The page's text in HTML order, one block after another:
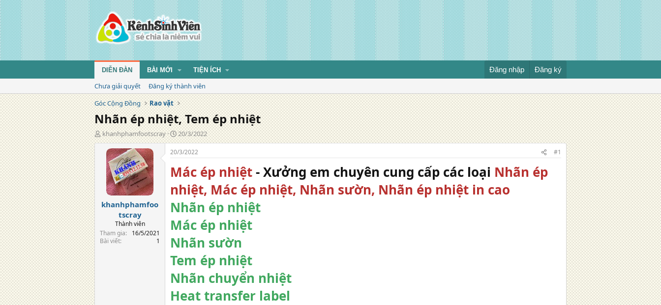
DIỄN ĐÀN BÀI MỚI TIỆN ÍCH Đăng nhập Đăng ký
Chưa giải quyết
Đăng ký thành viên
Góc Cộng Đồng
Rao vặt
Nhãn ép nhiệt, Tem ép nhiệt
T
á
khanhphamfootscray
N
g
à
y
đ
ă
n
g
20/3/2022
khanhphamfoo
tscray
Thành viên
Tham gia
16/5/2021
Bài viết
1
20/3/2022 #1
Mác ép nhiệt- Xưởng em chuyên cung cấp các loại Nhãn ép
nhiệt, Mác ép nhiệt, Nhãn sườn, Nhãn ép nhiệt in cao
Nhãn ép nhiệt
Mác ép nhiệt
Nhãn sườn
Tem ép nhiệt
Nhãn chuyển nhiệt
Heat transfer label